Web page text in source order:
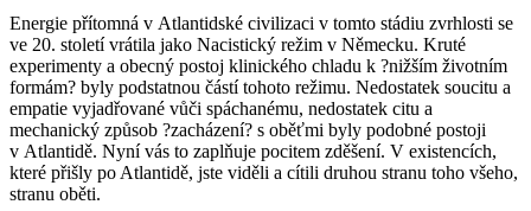
Energie přítomná v Atlantidské civilizaci v tomto stádiu zvrhlosti se
ve 20. století vrátila jako Nacistický režim v Německu. Kruté
experimenty a obecný postoj klinického chladu k ?nižším životním
formám? byly podstatnou částí tohoto režimu. Nedostatek soucitu a
empatie vyjadřované vůči spáchanému, nedostatek citu a
mechanický způsob ?zacházení? s oběťmi byly podobné postoji
v Atlantidě. Nyní vás to zaplňuje pocitem zděšení. V existencích,
které přišly po Atlantidě, jste viděli a cítili druhou stranu toho všeho,
stranu oběti.